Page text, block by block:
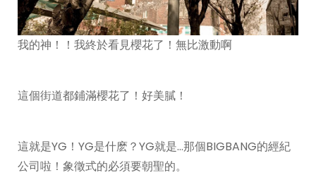
我的神！！我終於看見櫻花了！無比激動啊
這個街道都鋪滿櫻花了！好美膩！
這就是YG！YG是什麽？YG就是…那個BIGBANG的經紀
公司啦！象徵式的必須要朝聖的。